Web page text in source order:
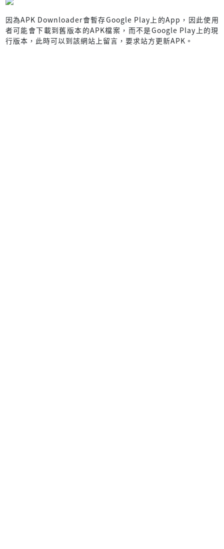
因為APK Downloader會暫存Google Play上的App，因此使用
者可能會下載到舊版本的APK檔案，而不是Google Play上的現
行版本，此時可以到該網站上留言，要求站方更新APK。